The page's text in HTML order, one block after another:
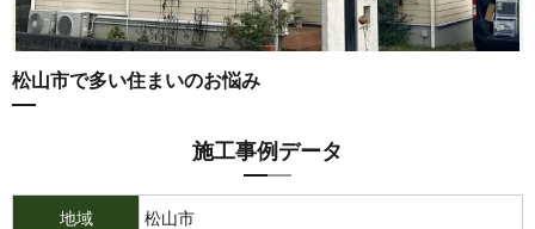
松山市で多い住まいのお悩み
施工事例データ
地域 松山市